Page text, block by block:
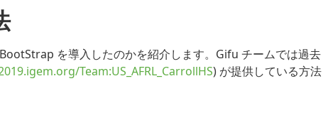
を導入したのかを紹介します。Gifu チームでは過去
Team:US_AFRL_CarrollHS) が提供している方法